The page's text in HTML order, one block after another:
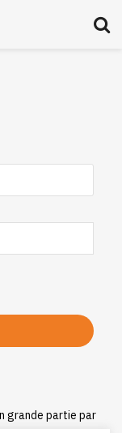
grande partie par